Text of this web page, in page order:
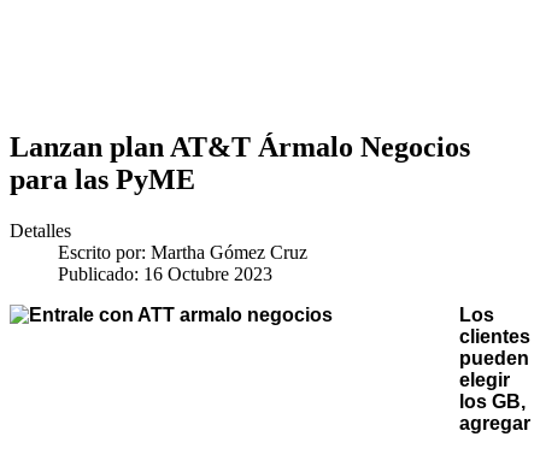
Lanzan plan AT&T Ármalo Negocios
para las PyME
Detalles
Escrito por: Martha Gómez Cruz
Publicado: 16 Octubre 2023
Los
clientes
pueden
elegir
los GB,
agregar